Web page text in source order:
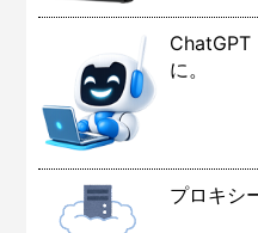
ChatGPT
に。
プロキシ